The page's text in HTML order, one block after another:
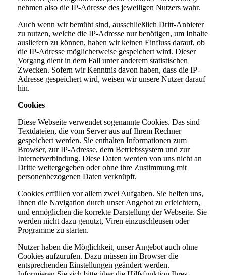
nehmen also die IP-Adresse des jeweiligen Nutzers wahr.
Auch wenn wir bemüht sind, ausschließlich Dritt-Anbieter
zu nutzen, welche die IP-Adresse nur benötigen, um Inhalte
ausliefern zu können, haben wir keinen Einfluss darauf, ob
die IP-Adresse möglicherweise gespeichert wird. Dieser
Vorgang dient in dem Fall unter anderem statistischen
Zwecken. Sofern wir Kenntnis davon haben, dass die IP-
Adresse gespeichert wird, weisen wir unsere Nutzer darauf
hin.
Cookies
Diese Webseite verwendet sogenannte Cookies. Das sind
Textdateien, die vom Server aus auf Ihrem Rechner
gespeichert werden. Sie enthalten Informationen zum
Browser, zur IP-Adresse, dem Betriebssystem und zur
Internetverbindung. Diese Daten werden von uns nicht an
Dritte weitergegeben oder ohne ihre Zustimmung mit
personenbezogenen Daten verknüpft.
Cookies erfüllen vor allem zwei Aufgaben. Sie helfen uns,
Ihnen die Navigation durch unser Angebot zu erleichtern,
und ermöglichen die korrekte Darstellung der Webseite. Sie
werden nicht dazu genutzt, Viren einzuschleusen oder
Programme zu starten.
Nutzer haben die Möglichkeit, unser Angebot auch ohne
Cookies aufzurufen. Dazu müssen im Browser die
entsprechenden Einstellungen geändert werden.